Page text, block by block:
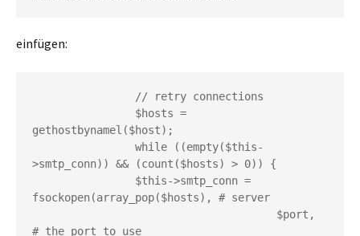
einfügen:
fsockopen(array_pop($hosts), #
                                     $port,